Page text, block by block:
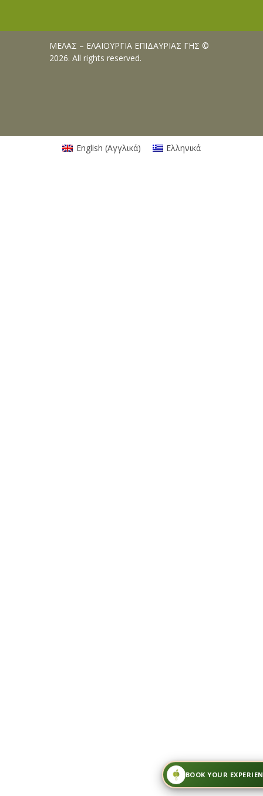
BOOK YOUR
ΜΕΛΑΣ – ΕΛΑΙΟΥΡΓΙΑ ΕΠΙΔΑΥΡΙΑΣ ΓΗΣ ©
2026. All rights reserved.
English (Αγγλικά) Ελληνικά